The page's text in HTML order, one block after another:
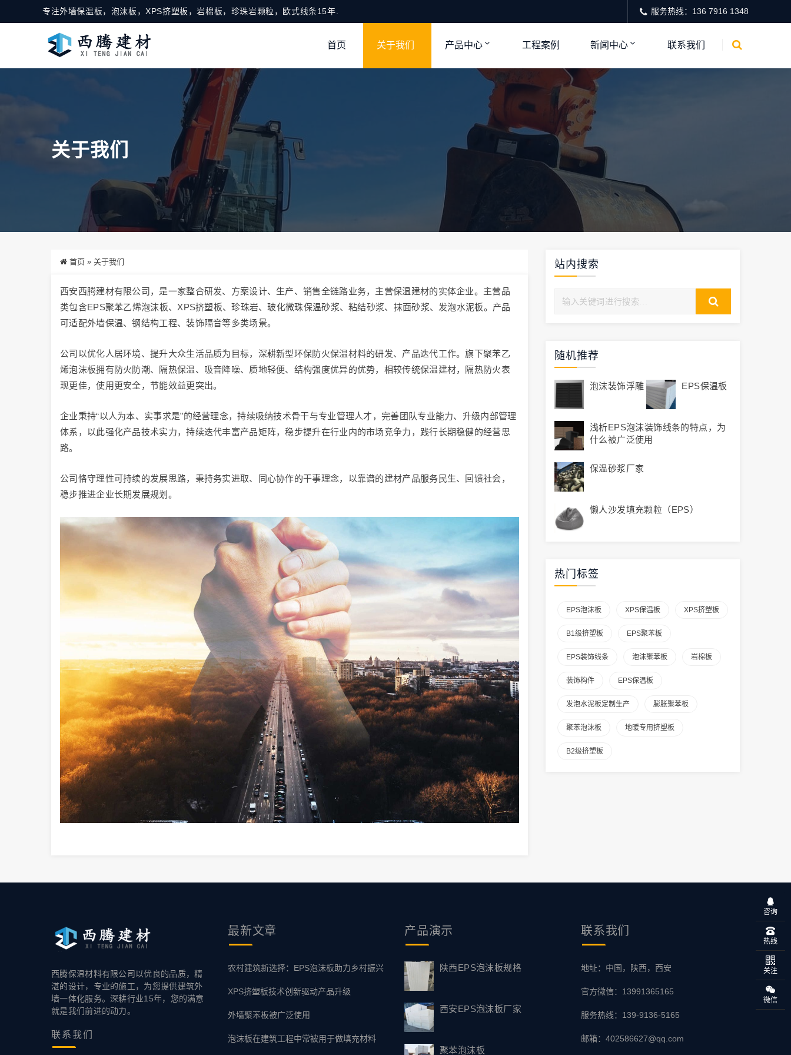
专注外墙保温板，泡沫板，XPS挤塑板，岩棉板，珍珠岩颗粒，欧式线条15年. 服务热线：136 7916 1348
首页 关于我们 产品中心 工程案例 新闻中心 联系我们
关于我们
首页 » 关于我们
西安西腾建材有限公司，是一家整合研发、方案设计、生产、销售全链路业务，主营保温建材的实体企业。主营品
类包含EPS聚苯乙烯泡沫板、XPS挤塑板、珍珠岩、玻化微珠保温砂浆、粘结砂浆、抹面砂浆、发泡水泥板。产品
可适配外墙保温、钢结构工程、装饰隔音等多类场景。
公司以优化人居环境、提升大众生活品质为目标，深耕新型环保防火保温材料的研发、产品迭代工作。旗下聚苯乙
烯泡沫板拥有防火防潮、隔热保温、吸音降噪、质地轻便、结构强度优异的优势，相较传统保温建材，隔热防火表
现更佳，使用更安全，节能效益更突出。
企业秉持“以人为本、实事求是”的经营理念，持续吸纳技术骨干与专业管理人才，完善团队专业能力、升级内部管理
体系，以此强化产品技术实力，持续迭代丰富产品矩阵，稳步提升在行业内的市场竞争力，践行长期稳健的经营思
路。
公司恪守理性可持续的发展思路，秉持务实进取、同心协作的干事理念，以靠谱的建材产品服务民生、回馈社会，
稳步推进企业长期发展规划。
站内搜索
随机推荐
泡沫装饰浮雕 EPS保温板
浅析EPS泡沫装饰线条的特点，为
什么被广泛使用
保温砂浆厂家
懒人沙发填充颗粒（EPS）
热门标签
EPS泡沫板 XPS保温板 XPS挤塑板
B1级挤塑板 EPS聚苯板
EPS装饰线条 泡沫聚苯板 岩棉板
装饰构件 EPS保温板
发泡水泥板定制生产 膨胀聚苯板
聚苯泡沫板 地暖专用挤塑板
B2级挤塑板
西腾保温材料有限公司以优良的品质，精
湛的设计，专业的施工，为您提供建筑外
墙一体化服务。深耕行业15年，您的满意
就是我们前进的动力。
联系我们
最新文章
农村建筑新选择：EPS泡沫板助力乡村振兴
XPS挤塑板技术创新驱动产品升级
外墙聚苯板被广泛使用
泡沫板在建筑工程中常被用于做填充材料
产品演示
陕西EPS泡沫板规格
西安EPS泡沫板厂家
聚苯泡沫板
联系我们
地址：中国，陕西，西安
官方微信：13991365165
服务热线：139-9136-5165
邮箱：402586627@qq.com
咨询
热线
关注
微信